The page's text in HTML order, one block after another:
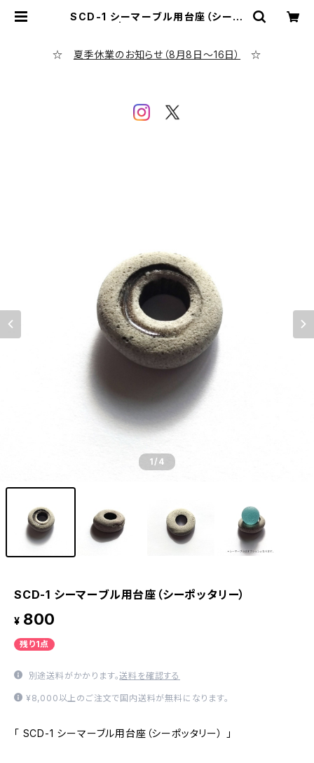
SCD-1 シーマーブル用台座（シーポ
☆ 夏季休業のお知らせ（8月8日～16日） ☆
1/4
SCD-1 シーマーブル用台座（シーポッタリー）
¥ 800
残り1点
別途送料がかかります。送料を確認する
¥8,000以上のご注文で国内送料が無料になります。
「 SCD-1 シーマーブル用台座（シーポッタリー） 」